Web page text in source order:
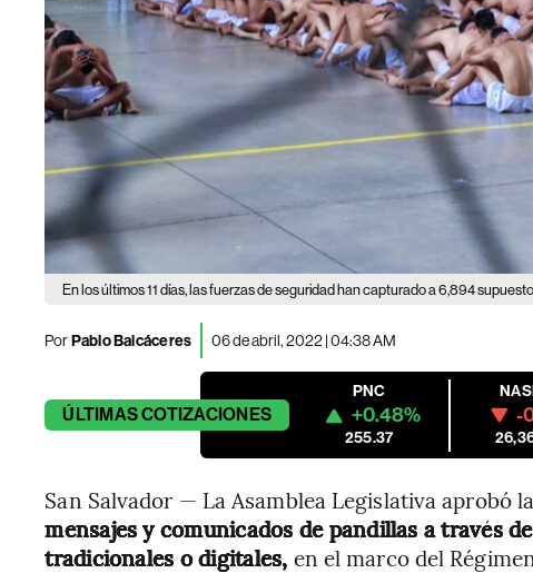
En los últimos 11 días, las fuerzas de seguridad han capturado a 6,894
PorPablo Balcáceres 06 de abril, 2022 | 04:38 AM
ÚLTIMASCOTIZACIONES
PNC
+0.48%
255.37
-
San Salvador — La Asamblea Legislativa aprobó la
mensajes y comunicados de pandillas a través
tradicionales o digitales, en el marco del